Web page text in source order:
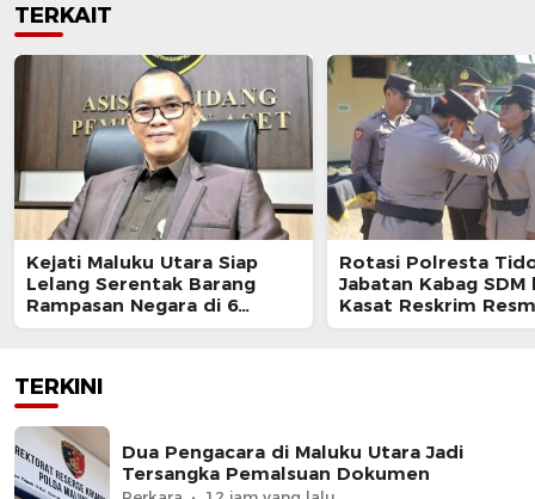
TERKAIT
Kejati Maluku Utara Siap
Lelang Serentak Barang
Rampasan Negara di 6
Kabupaten
Rotasi Polresta
Jabatan Kabag SDM
Kasat Reskrim
Berganti
TERKINI
Dua Pengacara di Maluku Utara Jadi
Tersangka Pemalsuan Dokumen